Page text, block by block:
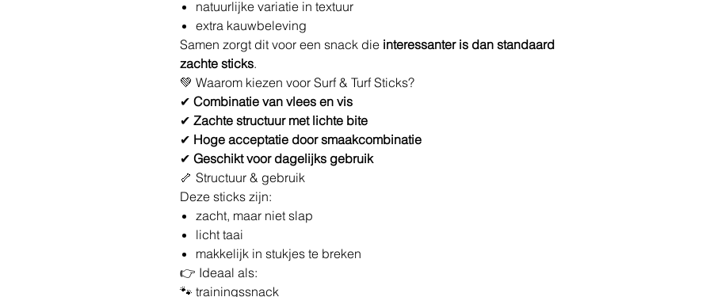
natuurlijke variatie in textuur
extra kauwbeleving
Samen zorgt dit voor een snack die interessanter is dan standaard
zachte sticks.
💚 Waarom kiezen voor Surf & Turf Sticks?
✔ Combinatie van vlees en vis
✔ Zachte structuur met lichte bite
✔ Hoge acceptatie door smaakcombinatie
✔ Geschikt voor dagelijks gebruik
🦴 Structuur & gebruik
Deze sticks zijn:
zacht, maar niet slap
licht taai
makkelijk in stukjes te breken
👉 Ideaal als:
🐾 trainingssnack